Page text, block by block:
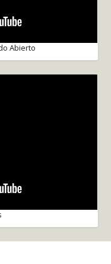
Abierto